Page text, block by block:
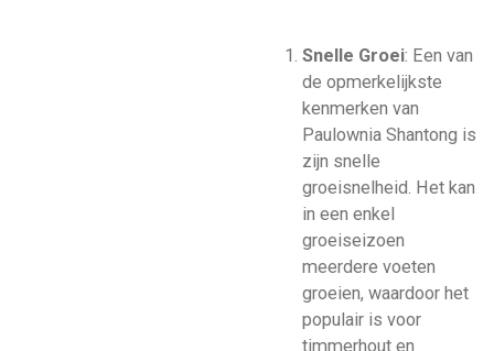
Snelle Groei: Een van
de opmerkelijkste
kenmerken van
Paulownia Shantong is
zijn snelle
groeisnelheid. Het kan
in een enkel
groeiseizoen
meerdere voeten
groeien, waardoor het
populair is voor
timmerhout en